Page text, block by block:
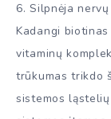
6. Silpnėja
Kadangi
vitaminų
trūkumas trikdo
sistemos